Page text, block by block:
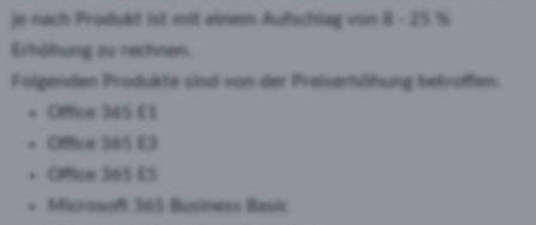
je nach Produkt ist mit einem Aufschlag von 8 - 25 %
Erhöhung zu rechnen.
Folgenden Produkte sind von der Preiserhöhung betroffen:
Office 365 E1
Office 365 E3
Office 365 E5
Microsoft 365 Business Basic